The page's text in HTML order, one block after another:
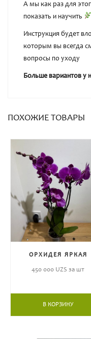
А мы как раз для
показать и научить
Инструкция будет
которым вы всегда
вопросы по уходу
Больше вариантов у
ПОХОЖИЕ ТОВАРЫ
ОРХИДЕЯ ЯРКАЯ
450 000 UZS за шт
В КОРЗИНУ